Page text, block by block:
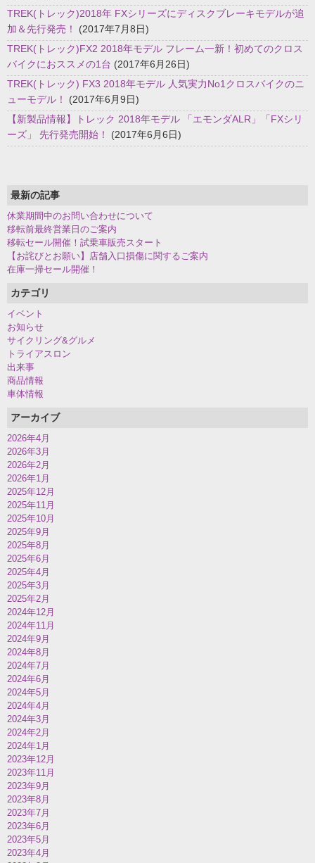
TREK(トレック)2018年 FXシリーズにディスクブレーキモデルが追
加＆先行発売！
(2017年7月8日)
TREK(トレック)FX2 2018年モデル フレーム一新！初めてのクロス
バイクにおススメの1台 (2017年6月26日)
TREK(トレック) FX3 2018年モデル 人気実力No1クロスバイクのニ
ューモデル！
(2017年6月9日)
【新製品情報】トレック 2018年モデル 「エモンダALR」「FXシリ
ーズ」 先行発売開始！
(2017年6月6日)
最新の記事
休業期間中のお問い合わせについて
移転前最終営業日のご案内
移転セール開催！試乗車販売スタート
【お詫びとお願い】店舗入口損傷に関するご案内
在庫一掃セール開催！
カテゴリ
イベント
お知らせ
サイクリング&グルメ
トライアスロン
出来事
商品情報
車体情報
アーカイブ
2026年4月
2026年3月
2026年2月
2026年1月
2025年12月
2025年11月
2025年10月
2025年9月
2025年8月
2025年6月
2025年4月
2025年3月
2025年2月
2024年12月
2024年11月
2024年9月
2024年8月
2024年7月
2024年6月
2024年5月
2024年4月
2024年3月
2024年2月
2024年1月
2023年12月
2023年11月
2023年9月
2023年8月
2023年7月
2023年6月
2023年5月
2023年4月